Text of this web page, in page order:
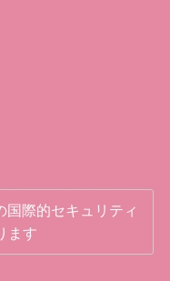
際的セキュリティ
ます